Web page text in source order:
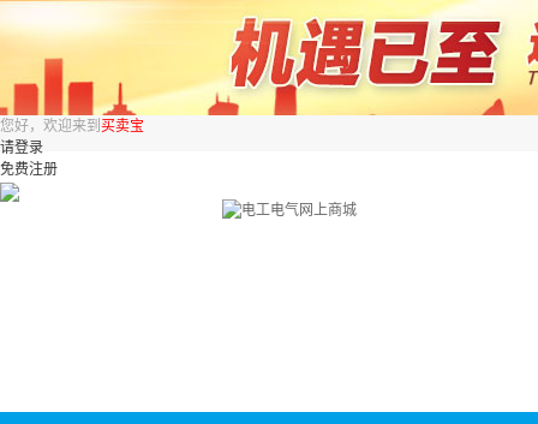
您好，欢迎来到 买卖宝
请登录
免费注册